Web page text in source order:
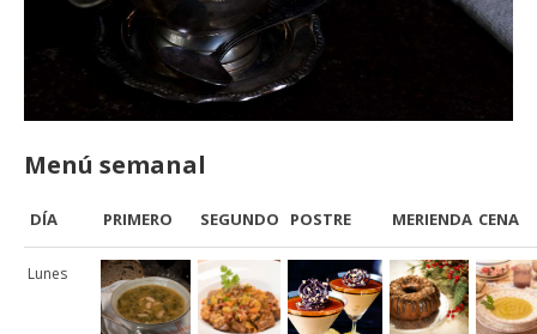
Menú semanal
DÍA PRIMERO SEGUNDO POSTRE MERIENDA CENA
Lunes